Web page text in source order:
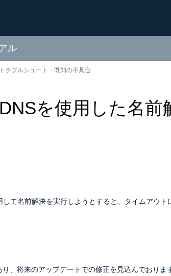
ル
トラブルシュート・既知の不具合
を使用した名
て名前解決を実行しようとすると、タイムアウト
、将来のアップデートでの修正を見込んでおりま